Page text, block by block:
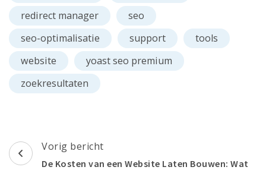
redirect manager
seo
seo-optimalisatie
support
tools
website
yoast seo premium
zoekresultaten
Berichtnavigatie
Vorig bericht
De Kosten van een Website Laten Bouwen: Wat